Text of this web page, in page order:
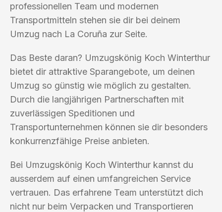
professionellen Team und modernen
Transportmitteln stehen sie dir bei deinem
Umzug nach La Coruña zur Seite.
Das Beste daran? Umzugskönig Koch Winterthur
bietet dir attraktive Sparangebote, um deinen
Umzug so günstig wie möglich zu gestalten.
Durch die langjährigen Partnerschaften mit
zuverlässigen Speditionen und
Transportunternehmen können sie dir besonders
konkurrenzfähige Preise anbieten.
Bei Umzugskönig Koch Winterthur kannst du
ausserdem auf einen umfangreichen Service
vertrauen. Das erfahrene Team unterstützt dich
nicht nur beim Verpacken und Transportieren